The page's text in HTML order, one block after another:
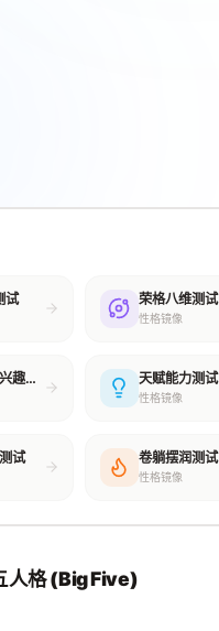
试 荣格八维测试
性格镜像
霍兰德职业兴趣测试 天赋能力测试
性格镜像
试 卷躺摆润测试
性格镜像
人格 (Big Five)